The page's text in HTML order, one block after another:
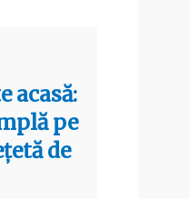
acasă:
pe
de